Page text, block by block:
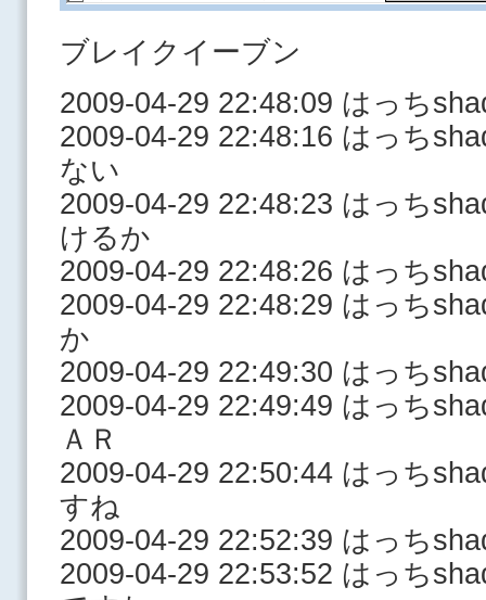
ブレイクイーブン
2009-04-29 22:48:09 はっち
2009-04-29 22:48:16 はっち
ない
2009-04-29 22:48:23 はっち
けるか
2009-04-29 22:48:26 はっち
2009-04-29 22:48:29 はっち
か
2009-04-29 22:49:30 はっち
2009-04-29 22:49:49 はっち
ＡＲ
2009-04-29 22:50:44 はっち
すね
2009-04-29 22:52:39 はっち
2009-04-29 22:53:52 はっち